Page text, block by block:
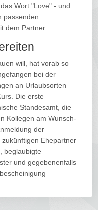
Wort "Love" - und
passenden
dem Partner.
will, hat vorab so
bei der
an Urlaubsorten
Die erste
Standesamt, die
Kollegen am Wunsch-
der
Ehepartner
beglaubigte
und gegebenenfalls